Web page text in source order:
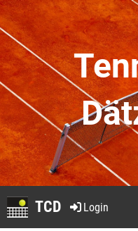
Login
TCD